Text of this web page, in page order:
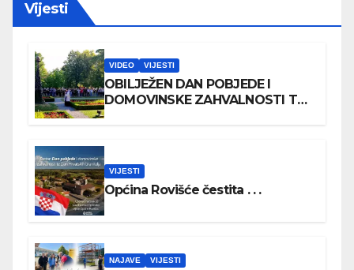
Vijesti
VIDEO VIJESTI
OBILJEŽEN DAN POBJEDE I
DOMOVINSKE ZAHVALNOSTI TE
VIJESTI
Općina Rovišće čestita . . .
NAJAVE VIJESTI